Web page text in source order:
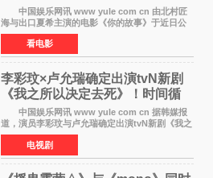
初恋的奇幻交织
中国娱乐网讯 www yule com cn 由北村匠
海与出口夏希主演的电影《你的故事》于近日公
开特报影像，正式定档11月27日上映。 本片
改编自三秋缒同名小说，编剧由曾执笔《孤独摇
滚！》的吉田惠
看电影
李彩玟×卢允瑞确定出演tvN新剧
《我之所以决定去死》！时间循
环青春爱情来袭
中国娱乐网讯 www yule com cn 据韩媒报
道，演员李彩玟与卢允瑞确定出演tvN新剧《我之
所以决定去死》，分别担任男女主角。该剧预计
将于明年播出，引发观众期待。 本剧改编自
NAVER同名人气
电视剧